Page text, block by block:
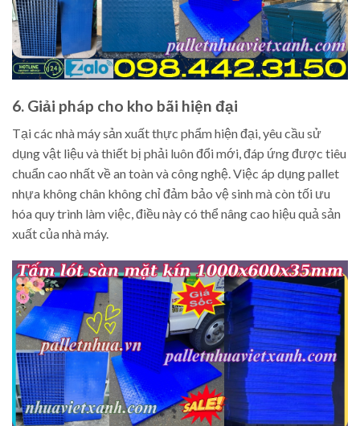
6. Giải pháp cho kho bãi hiện đại
Tại các nhà máy sản xuất thực phẩm hiện đại, yêu cầu sử
dụng vật liệu và thiết bị phải luôn đổi mới, đáp ứng được tiêu
chuẩn cao nhất về an toàn và công nghệ. Việc áp dụng pallet
nhựa không chân không chỉ đảm bảo vệ sinh mà còn tối ưu
hóa quy trình làm việc, điều này có thể nâng cao hiệu quả sản
xuất của nhà máy.